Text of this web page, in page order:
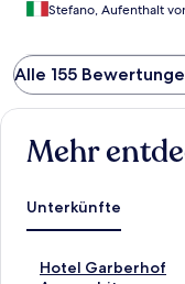
Stefano, Aufenthalt
Alle 155
Mehr
Unterkünfte
Hotel Garberhof
L